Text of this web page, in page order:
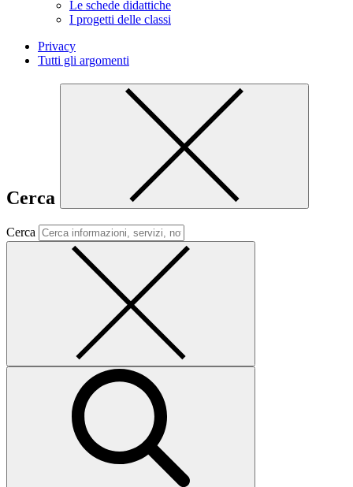
Le schede didattiche
I progetti delle classi
Privacy
Tutti gli argomenti
Cerca
Cerca